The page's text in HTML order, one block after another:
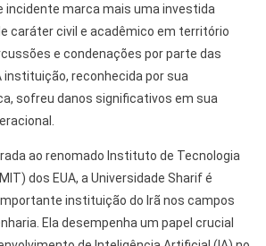
incidente marca mais uma investida
caráter civil e acadêmico em território
e condenações por parte das
instituição, reconhecida por sua
sofreu danos significativos em sua
ao renomado Instituto de Tecnologia
dos EUA, a Universidade Sharif é
instituição do Irã nos campos
Ela desempenha um papel crucial